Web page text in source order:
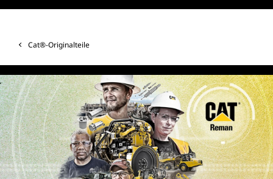
Cat®-Originalteile